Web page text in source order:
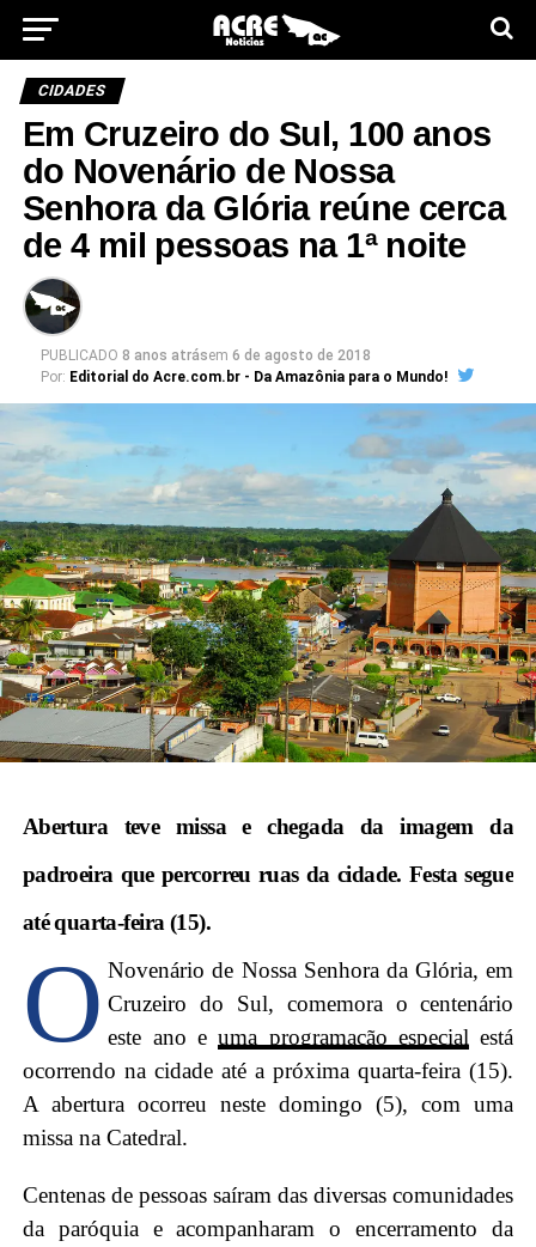
CIDADES
Em Cruzeiro do Sul, 100 anos
do Novenário de Nossa
Senhora da Glória reúne cerca
de 4 mil pessoas na 1ª noite
PUBLICADO 8 anos atrásem 6 de agosto de 2018
Por: Editorial do Acre.com.br - Da Amazônia para o Mundo!
Abertura teve missa e chegada da imagem da
padroeira que percorreu ruas da cidade. Festa segue
até quarta-feira (15).
O Novenário de Nossa Senhora da Glória, em
Cruzeiro do Sul, comemora o centenário
este ano euma programação especial está
ocorrendo na cidade até a próxima quarta-feira (15).
A abertura ocorreu neste domingo (5), com uma
missa na Catedral.
Centenas de pessoas saíram das diversas comunidades
da paróquia e acompanharam o encerramento da